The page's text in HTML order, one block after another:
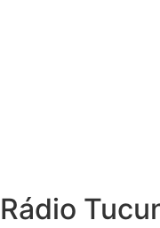
Rádio